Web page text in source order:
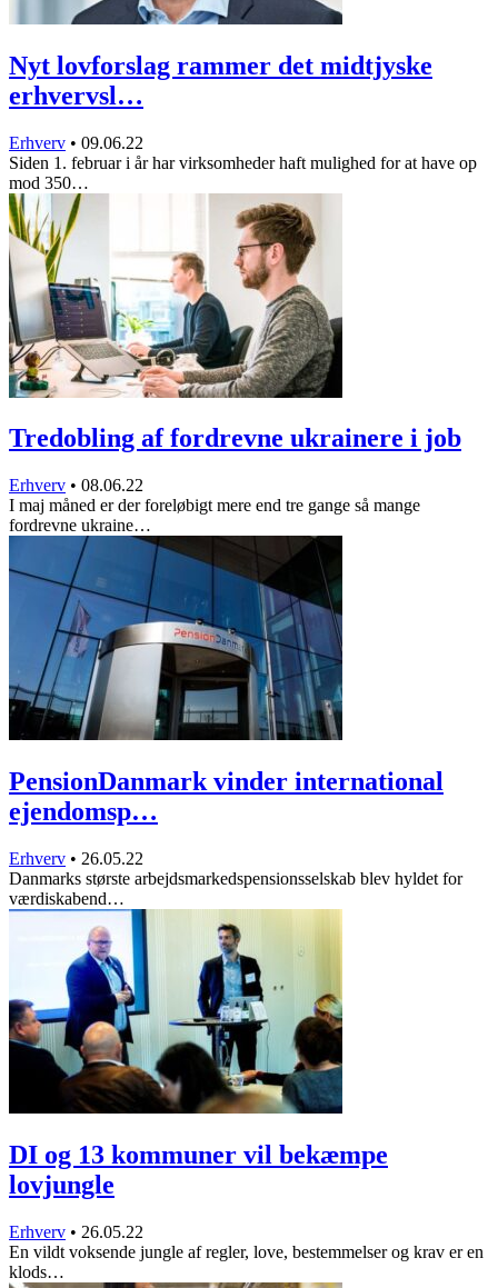
Nyt lovforslag rammer det midtjyske
erhvervsl…
Erhverv • 09.06.22
Siden 1. februar i år har virksomheder haft mulighed for at have op
mod 350…
Tredobling af fordrevne ukrainere i job
Erhverv • 08.06.22
I maj måned er der foreløbigt mere end tre gange så mange
fordrevne ukraine…
PensionDanmark vinder international
ejendomsp…
Erhverv • 26.05.22
Danmarks største arbejdsmarkedspensionsselskab blev hyldet for
værdiskabend…
DI og 13 kommuner vil bekæmpe
lovjungle
Erhverv • 26.05.22
En vildt voksende jungle af regler, love, bestemmelser og krav er en
klods…